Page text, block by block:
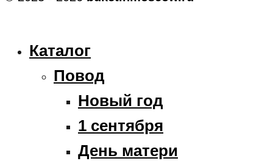
Каталог
Повод
Новый год
1 сентября
День матери